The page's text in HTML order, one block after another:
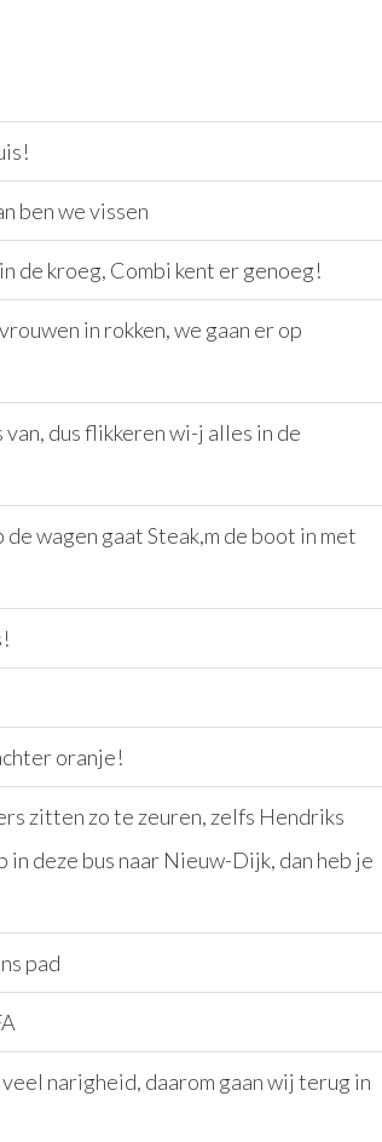
ben we vissen
de kroeg, Combi kent er genoeg!
in rokken, we gaan er op
dus flikkeren wi-j alles in de
wagen gaat Steak,m de boot in met
oranje!
zitten zo te zeuren, zelfs Hendriks
in deze bus naar Nieuw-Dijk, dan heb je
pad
narigheid, daarom gaan wij terug in